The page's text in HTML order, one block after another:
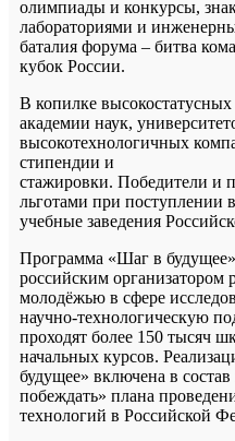
олимпиады и конкурсы,
лабораториями и
баталия форума – битва
кубок России.
В копилке
академии наук,
высокотехнологичных
стипендии и
стажировки. Победители и
льготами при поступлении
учебные заведения
Программа «Шаг в
российским организатором
молодёжью в сфере
научно-технологическую
проходят более 150 тысяч
начальных курсов.
будущее» включена в
побеждать» плана
технологий в Российской